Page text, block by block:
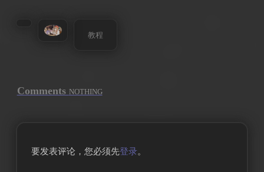
教程
Comments NOTHING
要发表评论，您必须先登录。